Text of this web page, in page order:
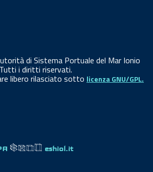
di Sistema Portuale del Mar Ionio
i diritti riservati.
libero rilasciato sotto licenza GNU/GPL.
eshiol.it